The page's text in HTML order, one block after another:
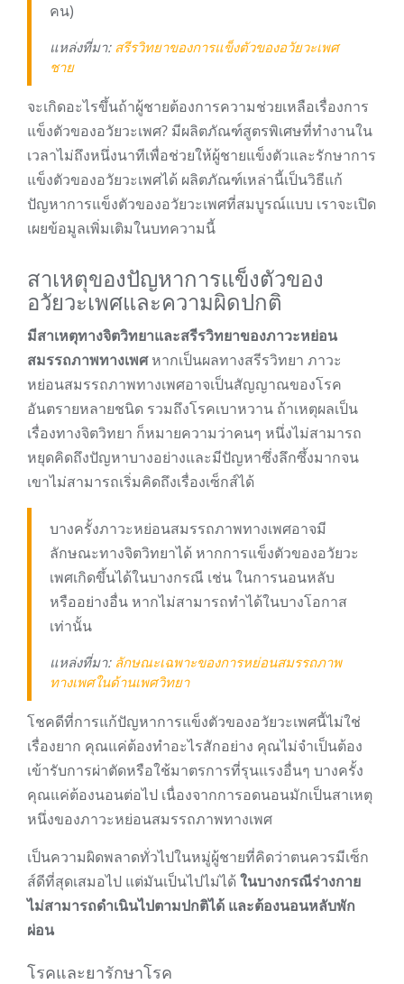
คน)
แหล่งที่มา: สรีรวิทยาของการแข็งตัวของอวัยวะเพศ
ชาย
จะเกิดอะไรขึ้นถ้าผู้ชายต้องการความช่วยเหลือเรื่องการ
แข็งตัวของอวัยวะเพศ? มีผลิตภัณฑ์สูตรพิเศษที่ทำงานใน
เวลาไม่ถึงหนึ่งนาทีเพื่อช่วยให้ผู้ชายแข็งตัวและรักษาการ
แข็งตัวของอวัยวะเพศได้ ผลิตภัณฑ์เหล่านี้เป็นวิธีแก้
ปัญหาการแข็งตัวของอวัยวะเพศที่สมบูรณ์แบบ เราจะเปิด
เผยข้อมูลเพิ่มเติมในบทความนี้
สาเหตุของปัญหาการแข็งตัวของ
อวัยวะเพศและความผิดปกติ
มีสาเหตุทางจิตวิทยาและสรีรวิทยาของภาวะหย่อน
สมรรถภาพทางเพศหากเป็นผลทางสรีรวิทยา ภาวะ
หย่อนสมรรถภาพทางเพศอาจเป็นสัญญาณของโรค
อันตรายหลายชนิด รวมถึงโรคเบาหวาน ถ้าเหตุผลเป็น
เรื่องทางจิตวิทยา ก็หมายความว่าคนๆ หนึ่งไม่สามารถ
หยุดคิดถึงปัญหาบางอย่างและมีปัญหาซึ่งลึกซึ้งมากจน
เขาไม่สามารถเริ่มคิดถึงเรื่องเซ็กส์ได้
บางครั้งภาวะหย่อนสมรรถภาพทางเพศอาจมี
ลักษณะทางจิตวิทยาได้ หากการแข็งตัวของอวัยวะ
เพศเกิดขึ้นได้ในบางกรณี เช่น ในการนอนหลับ
หรืออย่างอื่น หากไม่สามารถทำได้ในบางโอกาส
เท่านั้น
แหล่งที่มา: ลักษณะเฉพาะของการหย่อนสมรรถภาพ
ทางเพศในด้านเพศวิทยา
โชคดีที่การแก้ปัญหาการแข็งตัวของอวัยวะเพศนี้ไม่ใช่
เรื่องยาก คุณแค่ต้องทำอะไรสักอย่าง คุณไม่จำเป็นต้อง
เข้ารับการผ่าตัดหรือใช้มาตรการที่รุนแรงอื่นๆ บางครั้ง
คุณแค่ต้องนอนต่อไป เนื่องจากการอดนอนมักเป็นสาเหตุ
หนึ่งของภาวะหย่อนสมรรถภาพทางเพศ
เป็นความผิดพลาดทั่วไปในหมู่ผู้ชายที่คิดว่าตนควรมีเซ็ก
ส์ดีที่สุดเสมอไป แต่มันเป็นไปไม่ได้ ในบางกรณีร่างกาย
ไม่สามารถดำเนินไปตามปกติได้ และต้องนอนหลับพัก
ผ่อน
โรคและยารักษาโรค